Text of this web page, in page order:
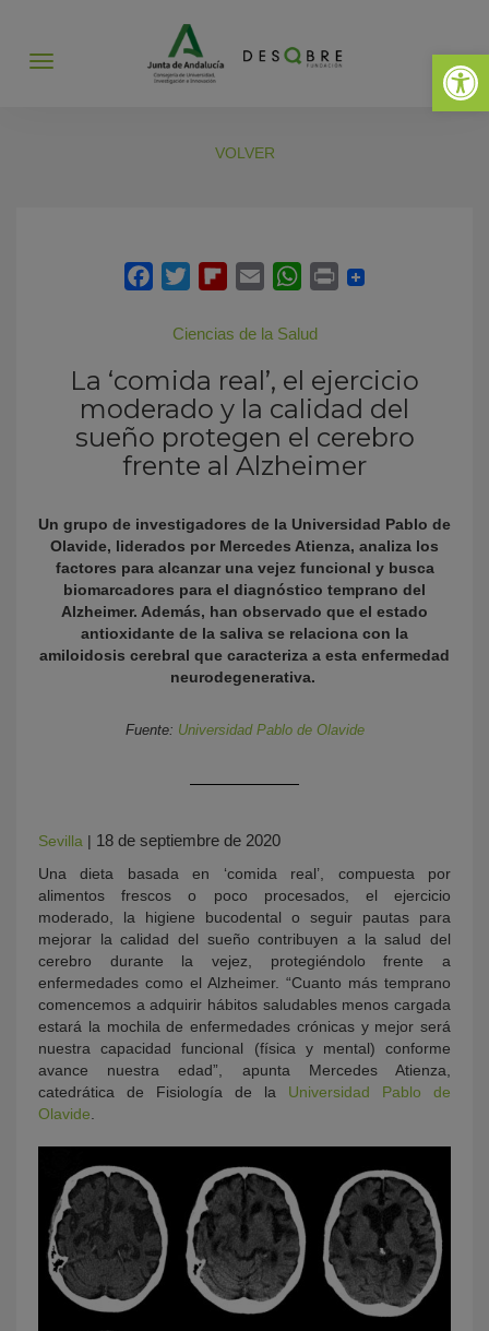
Abrir
Abrir
VOLVER
Ciencias de la Salud
La ‘comida real’, el ejercicio
moderado y la calidad del
sueño protegen el cerebro
frente al Alzheimer
Un grupo de investigadores de la Universidad Pablo de
Olavide, liderados por Mercedes Atienza, analiza los
factores para alcanzar una vejez funcional y busca
biomarcadores para el diagnóstico temprano del
Alzheimer. Además, han observado que el estado
antioxidante de la saliva se relaciona con la
amiloidosis cerebral que caracteriza a esta enfermedad
neurodegenerativa.
Fuente: Universidad Pablo de Olavide
Sevilla | 18 de septiembre de 2020
Una dieta basada en ‘comida real’, compuesta por
alimentos frescos o poco procesados, el ejercicio
moderado, la higiene bucodental o seguir pautas para
mejorar la calidad del sueño contribuyen a la salud del
cerebro durante la vejez, protegiéndolo frente a
enfermedades como el Alzheimer. “Cuanto más temprano
comencemos a adquirir hábitos saludables menos cargada
estará la mochila de enfermedades crónicas y mejor será
nuestra capacidad funcional (física y mental) conforme
avance nuestra edad”, apunta Mercedes Atienza,
catedrática de Fisiología de la Universidad Pablo de
Olavide